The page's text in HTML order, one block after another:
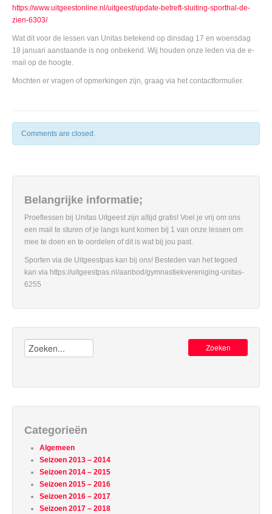
https://www.uitgeestonline.nl/uitgeest/update-betreft-sluiting-sporthal-de-
zien-6303/
Wat dit voor de lessen van Unitas betekend op dinsdag 17 en woensdag
18 januari aanstaande is nog onbekend. Wij houden onze leden via de e-
mail op de hoogte.
Mochten er vragen of opmerkingen zijn, graag via het contactformulier.
Comments are closed.
Belangrijke informatie;
Proeflessen bij Unitas Uitgeest zijn altijd gratis! Voel je vrij om ons
een mail te sturen of je langs kunt komen bij 1 van onze lessen om
mee te doen en te oordelen of dit is wat bij jou past.
Sporten via de Uitgeestpas kan bij ons! Besteden van het tegoed
kan via https://uitgeestpas.nl/aanbod/gymnastiekvereniging-unitas-
6255
Zoeken:
Categorieën
Algemeen
Seizoen 2013 – 2014
Seizoen 2014 – 2015
Seizoen 2015 – 2016
Seizoen 2016 – 2017
Seizoen 2017 – 2018